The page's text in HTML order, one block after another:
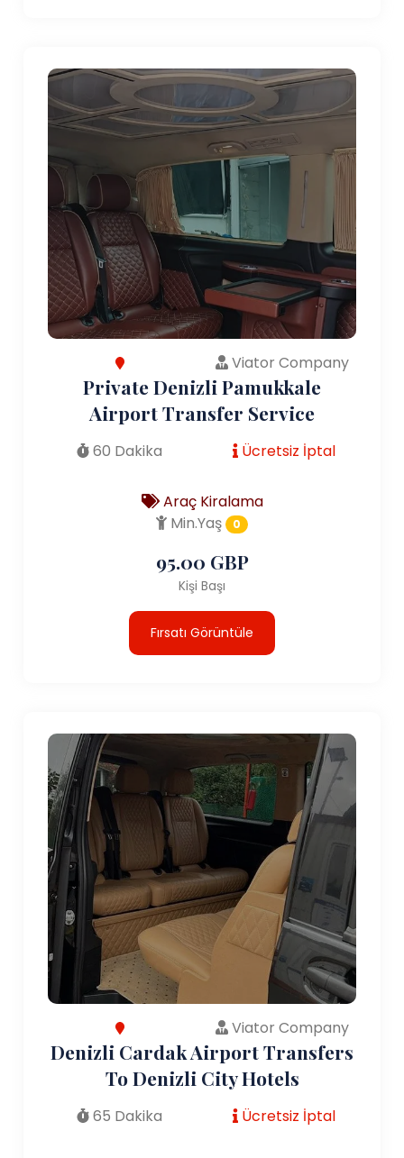
Viator Company
Private Denizli Pamukkale
Airport Transfer Service
60 Dakika Ücretsiz İptal
Araç Kiralama
Min.Yaş
0
95.00 GBP
Kişi Başı
Fırsatı Görüntüle
Viator Company
Denizli Cardak Airport Transfers
To Denizli City Hotels
65 Dakika Ücretsiz İptal